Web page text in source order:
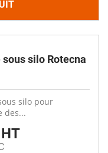
silo Rotecna
silo pour
des...